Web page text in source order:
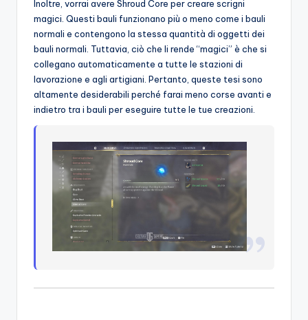
Inoltre, vorrai avere Shroud Core per creare scrigni
magici. Questi bauli funzionano più o meno come i bauli
normali e contengono la stessa quantità di oggetti dei
bauli normali. Tuttavia, ciò che li rende “magici” è che si
collegano automaticamente a tutte le stazioni di
lavorazione e agli artigiani. Pertanto, queste tesi sono
altamente desiderabili perché farai meno corse avanti e
indietro tra i bauli per eseguire tutte le tue creazioni.